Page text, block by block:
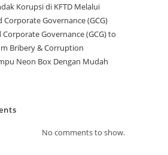
Korupsi di KFTD Melalui
Corporate Governance (GCG)
Governance (GCG) to
Bribery & Corruption
Neon Box Dengan Mudah
No comments to show.